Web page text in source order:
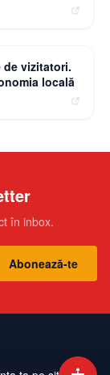
de vizitatori.
locală
în inbox.
Abonează-te